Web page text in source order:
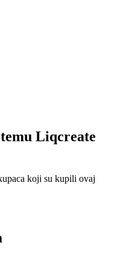
Liqcreate
koji su kupili ovaj